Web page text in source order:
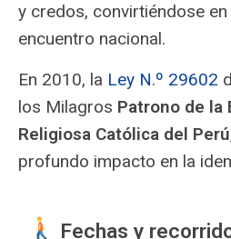
y credos, convirtiéndose
encuentro nacional.
En 2010, la Ley N.º 29602
los Milagros Patrono de la
Religiosa Católica del Perú
profundo impacto en la
Fechas y